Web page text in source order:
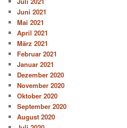
Juni 2021
Mai 2021
April 2021
März 2021
Februar 2021
Januar 2021
Dezember 2020
November 2020
Oktober 2020
September 2020
August 2020